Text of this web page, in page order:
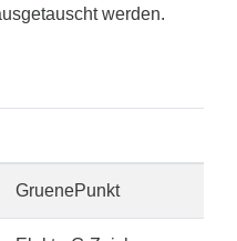
werden.
GruenePunkt